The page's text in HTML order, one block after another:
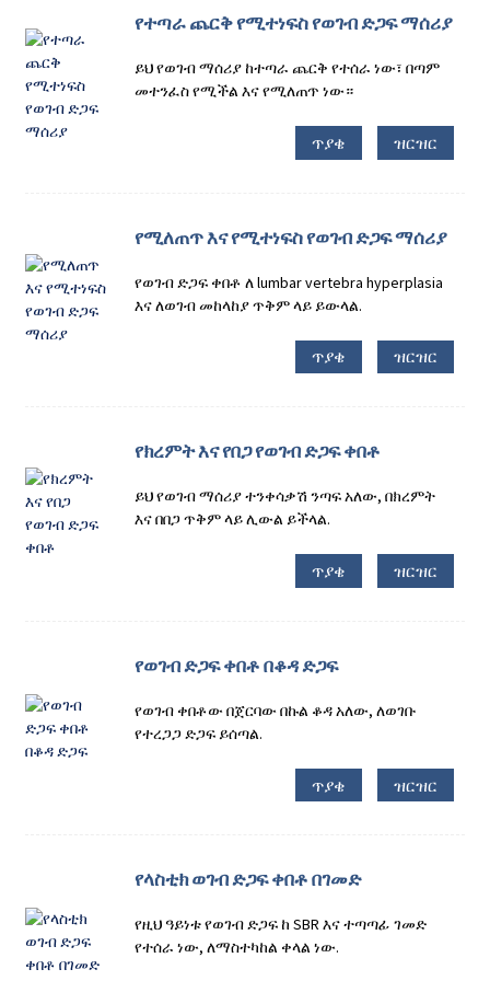
የተጣራ ጨርቅ የሚተነፍስ የወገብ ድጋፍ ማሰሪያ
ይህ የወገብ ማሰሪያ ከተጣራ ጨርቅ የተሰራ ነው፣ በጣም
መተንፈስ የሚችል እና የሚለጠጥ ነው።
ጥያቄ ዝርዝር
የሚለጠጥ እና የሚተነፍስ የወገብ ድጋፍ ማሰሪያ
የወገብ ድጋፍ ቀበቶ ለ lumbar vertebra hyperplasia
እና ለወገብ መከላከያ ጥቅም ላይ ይውላል.
ጥያቄ ዝርዝር
የክረምት እና የበጋ የወገብ ድጋፍ ቀበቶ
ይህ የወገብ ማሰሪያ ተንቀሳቃሽ ንጣፍ አለው, በክረምት
እና በበጋ ጥቅም ላይ ሊውል ይችላል.
ጥያቄ ዝርዝር
የወገብ ድጋፍ ቀበቶ በቆዳ ድጋፍ
የወገብ ቀበቶው በጀርባው በኩል ቆዳ አለው, ለወገቡ
የተረጋጋ ድጋፍ ይሰጣል.
ጥያቄ ዝርዝር
የላስቲክ ወገብ ድጋፍ ቀበቶ በገመድ
የዚህ ዓይነቱ የወገብ ድጋፍ ከ SBR እና ተጣጣፊ ገመድ
የተሰራ ነው, ለማስተካከል ቀላል ነው.